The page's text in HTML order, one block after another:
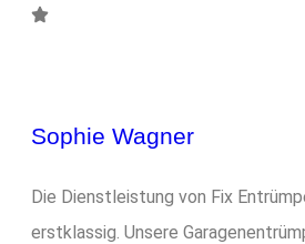
Sophie Wagner
Die Dienstleistung von Fix
erstklassig. Unsere